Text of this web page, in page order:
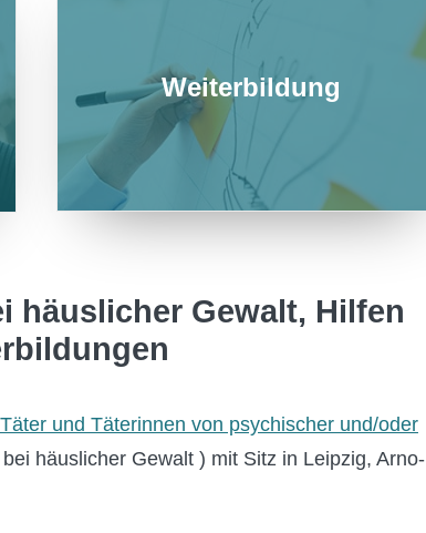
Weiterbildung
häuslicher Gewalt, Hilfen
und Täterinnen von psychischer und/oder
häuslicher Gewalt ) mit Sitz in Leipzig, Arno-